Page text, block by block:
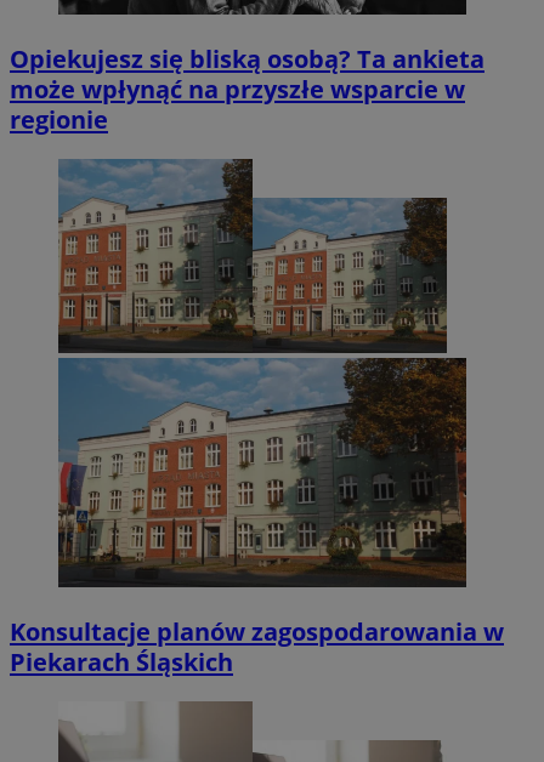
Opiekujesz się bliską osobą? Ta ankieta
może wpłynąć na przyszłe wsparcie w
regionie
Konsultacje planów zagospodarowania w
Piekarach Śląskich